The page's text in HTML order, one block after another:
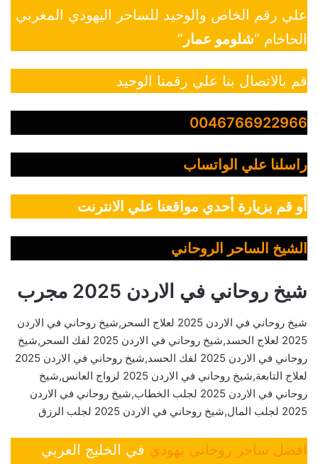
علي رقم الخاص والوحيد للساحر اليهودي المغربي
الحاخام “شلومو عمار ”
قم بالاتصال بنا علي رقمنا الوحيد
0046766922966
راسلنا علي الواتساب
أو قم بزيارة أحدي مواقعنا علي الانترنت
الشيخ الساحر الروحاني
شيخ روحاني في الاردن 2025 مجرب
شيخ روحاني في الاردن 2025 لعلاج السحر,شيخ روحاني في الاردن
2025 لعلاج الحسد,شيخ روحاني في الاردن 2025 لفك السحر,شيخ
روحاني في الاردن 2025 لفك الحسد,شيخ روحاني في الاردن 2025
لعلاج التابعة,شيخ روحاني في الاردن 2025 لزواج العانس,شيخ
روحاني في الاردن 2025 لجلب الخطاب,شيخ روحاني في الاردن
2025 لجلب المال,شيخ روحاني في الاردن 2025 لجلب الرزق
افضل ساحر روحاني يهودي في الخليج العربي